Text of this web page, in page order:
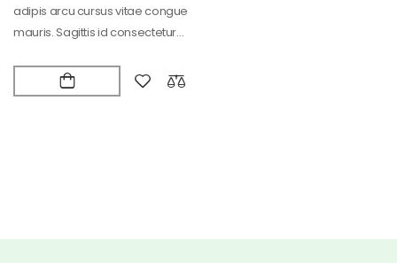
adipis arcu cursus vitae congue
mauris. Sagittis id consectetur